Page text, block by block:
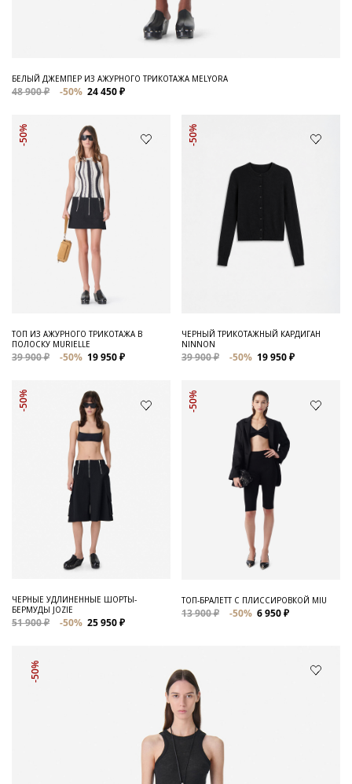
БЕЛЫЙ ДЖЕМПЕР ИЗ АЖУРНОГО ТРИКОТАЖА MELYORA
48 900 ₽ -50% 24 450 ₽
-50%
ТОП ИЗ АЖУРНОГО ТРИКОТАЖА В
ПОЛОСКУ MURIELLE
39 900 ₽ -50% 19 950 ₽
-50%
ЧЕРНЫЙ ТРИКОТАЖНЫЙ КАРДИГАН
NINNON
39 900 ₽ -50% 19 950 ₽
-50%
ЧЕРНЫЕ УДЛИНЕННЫЕ ШОРТЫ-
БЕРМУДЫ JOZIE
51 900 ₽ -50% 25 950 ₽
-50%
ТОП-БРАЛЕТТ С ПЛИССИРОВКОЙ MIU
13 900 ₽ -50% 6 950 ₽
-50%